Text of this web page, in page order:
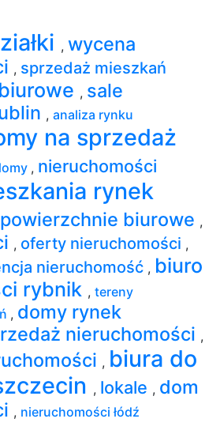
, wycena
, sprzedaż mieszkań
, sale
, analiza rynku
na sprzedaż
, nieruchomości
rynek
powierzchnie biurowe ,
, oferty nieruchomości ,
nieruchomość , biuro
rybnik , tereny
, domy rynek
nieruchomości ,
, biura do
, lokale , dom
, nieruchomości łódź